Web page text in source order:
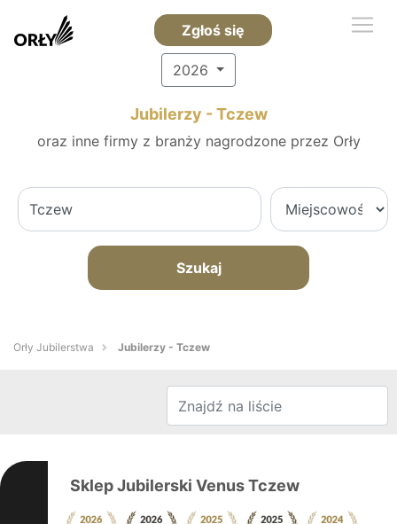
Zgłoś się
2026
Jubilerzy - Tczew
oraz inne firmy z branży nagrodzone przez Orły
Szukaj
Orły Jubilerstwa Jubilerzy - Tczew
Sklep Jubilerski Venus Tczew